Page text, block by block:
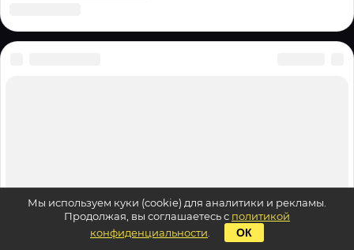
Мы используем куки (cookie) для аналитики и рекламы.
Продолжая, вы соглашаетесь с политикой
конфиденциальности
ОК